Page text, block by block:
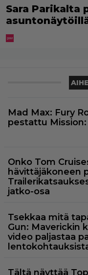
Sara Parikalta
Mad Max: Fury
pestattu
Onko Tom
hävittäjäkoneen
jatko-osa
Tsekkaa mitä
Gun: Maverickin
video paljastaa
Tältä näyttää